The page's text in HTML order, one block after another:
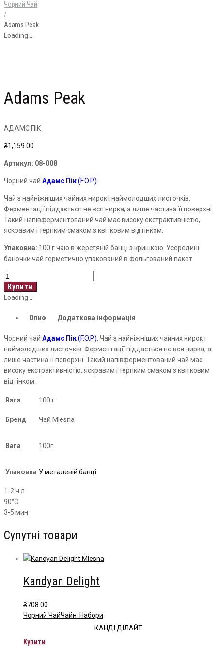
Чорний Чай
/
Adams Peak
Loading...
Adams Peak
АДАМС ПІК
₴1,159.00
Артикул: 08-008
Чорний чай Адамс Пік(F.O.P).
Чай з найніжніших чайних нирок і наймолодших листочків.
Ферментації піддається не вся нирка, а лише частина її поверхні.
Такий напівферментований чай має високу екстрактивністю,
яскравим і терпким смаком з квітковим відтінком.
Упаковка: 100 г чаю в жерстяній банці з кришкою. Усередині
баночки чай герметично упакований в фольгований пакет.
Adams
Peak
кількість
Купити
Loading...
Опис Додаткова інформація
Чорний чай Адамс Пік(F.O.P). Чай з найніжніших чайних нирок і
наймолодших листочків. Ферментації піддається не вся нирка, а
лише частина її поверхні. Такий напівферментований чай має
високу екстрактивністю, яскравим і терпким смаком з квітковим
відтінком.
Вага 100 г
Бренд Чай Mlesna
Вага 100г
Упаковка У металевій банці
1-2 ч.л.
90°С
3-5 мин.
Супутні товари
Kandyan Delight
₴708.00
Чорний ЧайЧайні Набори
КАНДІ ДІЛАЙТ
Купити